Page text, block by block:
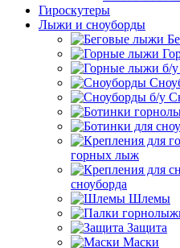
Гироскутеры
Лыжи и сноуборды
горных лыж
сноуборда
Шлемы
Защита
Маски